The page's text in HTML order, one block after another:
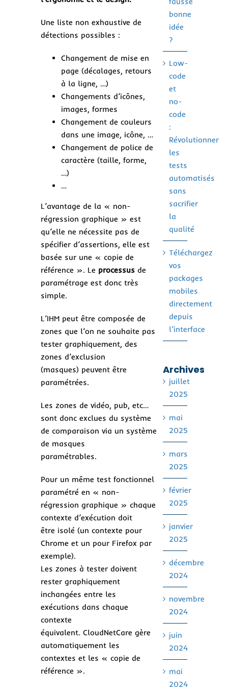
Une liste non exhaustive de
détections possibles :
Changement de mise en
page (décalages, retours
à la ligne, …)
Changements d’icônes,
images, formes
Changement de couleurs
dans une image, icône, …
Changement de police de
caractère (taille, forme,
…)
…
L’avantage de la « non-
régression graphique » est
qu’elle ne nécessite pas de
spécifier d’assertions, elle est
basée sur une « copie de
référence ». Le processusde
paramétrage est donc très
simple.
L’IHM peut être composée de
zones que l’on ne souhaite pas
tester graphiquement, des
zones d’exclusion
(masques) peuvent être
paramétrées.
Les zones de vidéo, pub, etc…
sont donc exclues du système
de comparaison via un système
de masques
paramétrables.
Pour un même test fonctionnel
paramétré en « non-
régression graphique » chaque
contexte d’exécution doit
être isolé (un contexte pour
Chrome et un pour Firefox par
exemple).
Les zones à tester doivent
rester graphiquement
inchangées entre les
exécutions dans chaque
contexte
équivalent. CloudNetCare gère
automatiquement les
contextes et les « copie de
référence ».
bonne
idée
?
Low-
code
et
no-
code
:
Révolutionner
les
tests
automatisés
sans
sacrifier
la
qualité
Téléchargez
vos
packages
mobiles
directement
depuis
l’interface
Archives
juillet
2025
mai
2025
mars
2025
février
2025
janvier
2025
décembre
2024
novembre
2024
juin
2024
mai
2024